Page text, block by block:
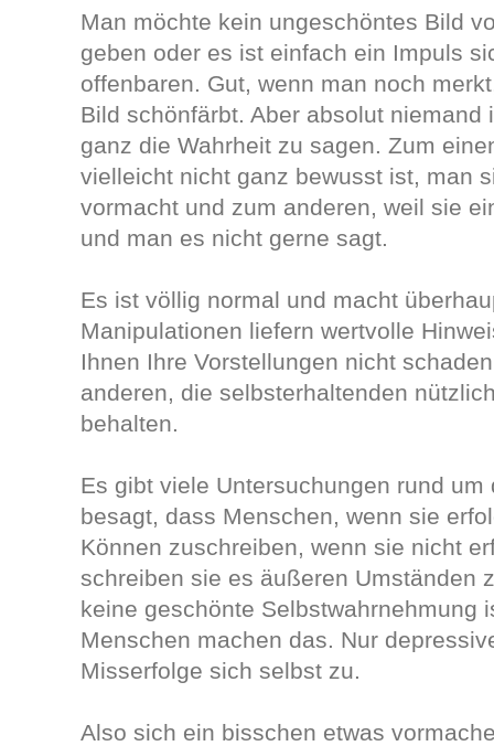
Man möchte kein ungeschöntes Bild
geben oder es ist einfach ein Impuls
offenbaren. Gut, wenn man noch
Bild schönfärbt. Aber absolut niemand
ganz die Wahrheit zu sagen. Zum
vielleicht nicht ganz bewusst ist, man
vormacht und zum anderen, weil sie
und man es nicht gerne sagt.
Es ist völlig normal und macht
Manipulationen liefern wertvolle
Ihnen Ihre Vorstellungen nicht
anderen, die selbsterhaltenden
behalten.
Es gibt viele Untersuchungen rund um
besagt, dass Menschen, wenn sie
Können zuschreiben, wenn sie nicht
schreiben sie es äußeren Umständen
keine geschönte Selbstwahrnehmung
Menschen machen das. Nur
Misserfolge sich selbst zu.
Also sich ein bisschen etwas